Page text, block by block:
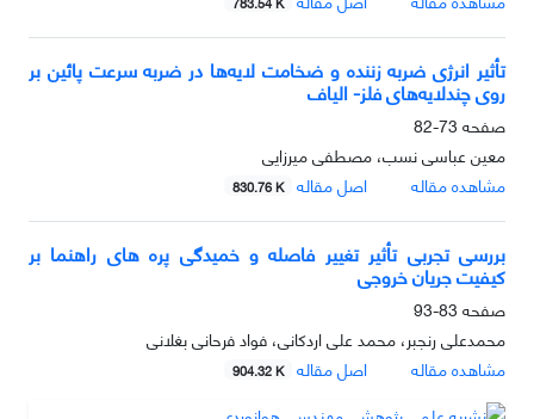
تأثیر انرژی ضربه زننده و ضخامت لایه‌ها در ضربه سرعت پائین بر
روی چندلایه‌های فلز- الیاف
صفحه 73-82
معین عباسی نسب، مصطفی میرزایی
مشاهده مقاله
اصل مقاله 830.76 K
بررسی تجربی تأثیر تغییر فاصله و خمیدگی پره های راهنما بر
کیفیت جریان خروجی
صفحه 83-93
محمدعلی رنجبر، محمد علی اردکانی، فواد فرحانی بغلانی
مشاهده مقاله
اصل مقاله 904.32 K